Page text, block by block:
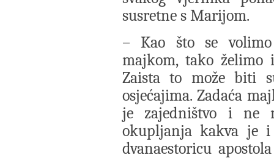
susretne s Marijom.
– Kao što se
majkom, tako želimo
Zaista to može biti
osjećajima. Zadaća
je zajedništvo i ne
okupljanja kakva je
dvanaestoricu